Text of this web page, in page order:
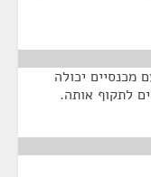
מכנסיים יכולה
לתקוף אותה.